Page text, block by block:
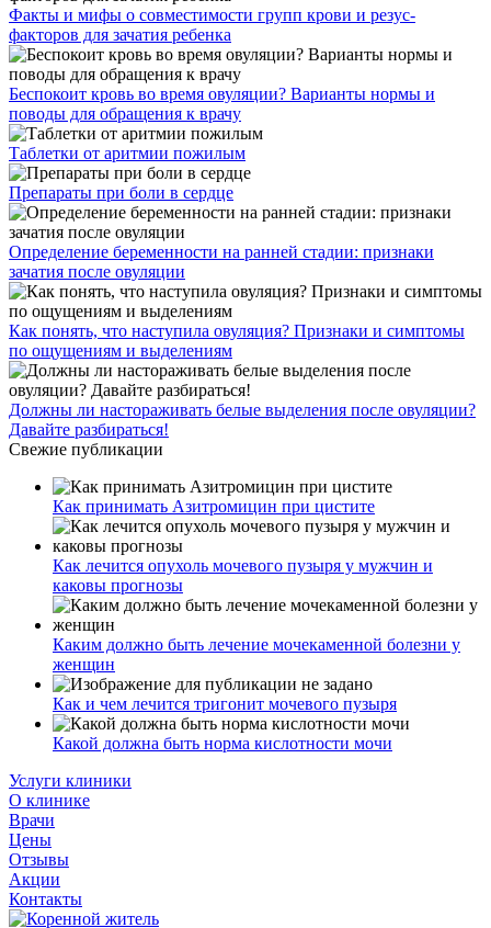
Как и чем лечится тригонит мочевого пузыря
Какой должна быть норма кислотности мочи
Услуги клиники
О клинике
Врачи
Цены
Отзывы
Акции
Контакты
г. Москва: ул. Петровка 23/10 стр. 5
Трубная, Чеховская
Проложить маршрут
Запишитесь на приём
© 2022 Коренной житель.
Лицензия клиники Реквизиты организации
Обработка персональных данных
конфиценциальности
Договор оферты